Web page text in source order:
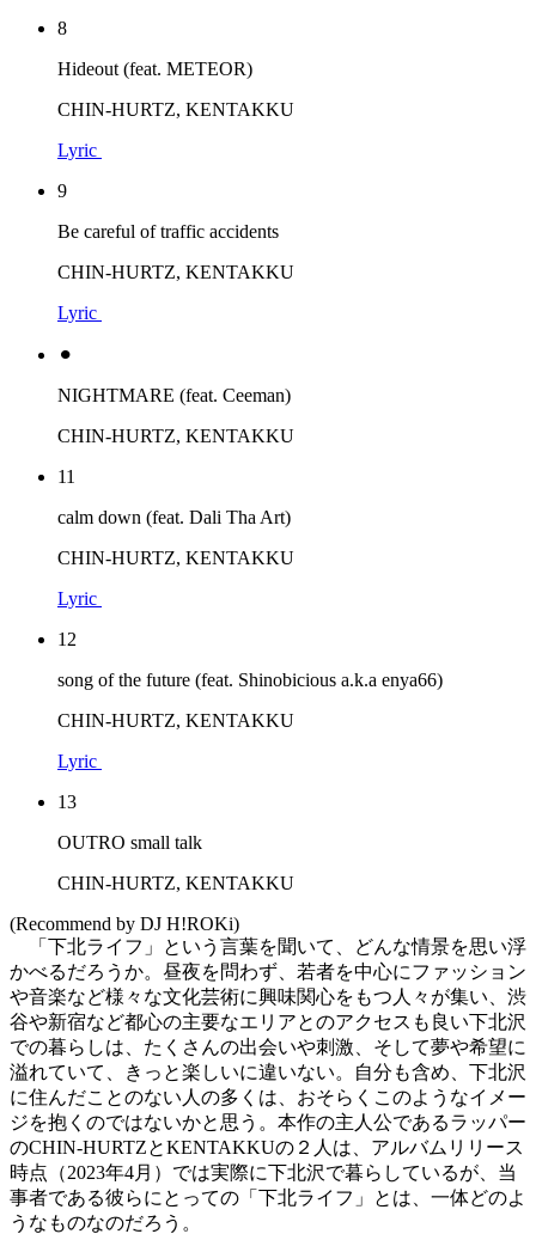
8
Hideout (feat. METEOR)
CHIN-HURTZ, KENTAKKU
Lyric
9
Be careful of traffic accidents
CHIN-HURTZ, KENTAKKU
Lyric
⚫︎
NIGHTMARE (feat. Ceeman)
CHIN-HURTZ, KENTAKKU
11
calm down (feat. Dali Tha Art)
CHIN-HURTZ, KENTAKKU
Lyric
12
song of the future (feat. Shinobicious a.k.a enya66)
CHIN-HURTZ, KENTAKKU
Lyric
13
OUTRO small talk
CHIN-HURTZ, KENTAKKU
(Recommend by DJ H!ROKi)
「下北ライフ」という言葉を聞いて、どんな情景を思い浮
かべるだろうか。昼夜を問わず、若者を中心にファッション
や音楽など様々な文化芸術に興味関心をもつ人々が集い、渋
谷や新宿など都心の主要なエリアとのアクセスも良い下北沢
での暮らしは、たくさんの出会いや刺激、そして夢や希望に
溢れていて、きっと楽しいに違いない。自分も含め、下北沢
に住んだことのない人の多くは、おそらくこのようなイメー
ジを抱くのではないかと思う。本作の主人公であるラッパー
のCHIN-HURTZとKENTAKKUの２人は、アルバムリリース
時点（2023年4月）では実際に下北沢で暮らしているが、当
事者である彼らにとっての「下北ライフ」とは、一体どのよ
うなものなのだろう。